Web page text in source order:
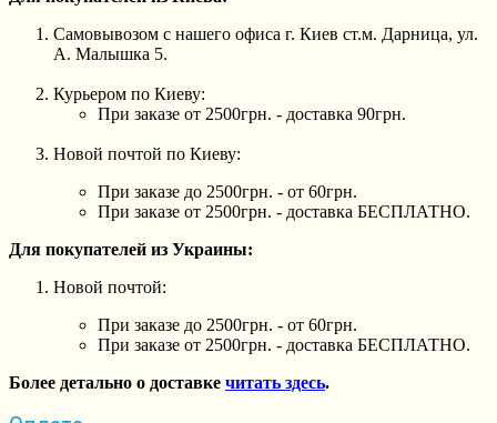
Самовывозом с нашего офиса г. Киев ст.м. Дарница, ул.
А. Малышка 5.
Курьером по Киеву:
При заказе от 2500грн. - доставка 90грн.
Новой почтой по Киеву:
При заказе до 2500грн. - от 60грн.
При заказе от 2500грн. - доставка БЕСПЛАТНО.
Для покупателей из Украины:
Новой почтой:
При заказе до 2500грн. - от 60грн.
При заказе от 2500грн. - доставка БЕСПЛАТНО.
Более детально о доставке читать здесь.